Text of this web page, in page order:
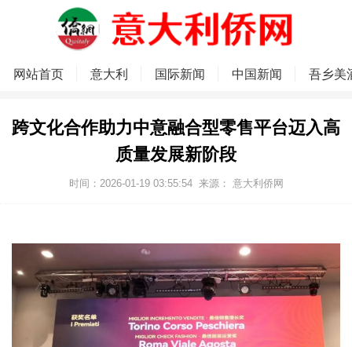
网站首页 意大利 国际新闻 中国新闻 吾乡美
跨文化合作助力中意融合型零售平台迈入高
质量发展新阶段
时间：2026-01-19 03:55:54 来源： 意大利侨网